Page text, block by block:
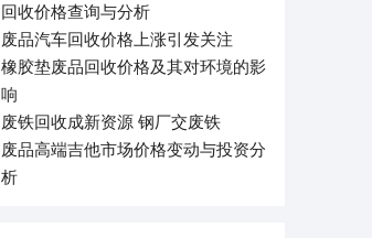
回收价格查询与分析
废品汽车回收价格上涨引发关注
橡胶垫废品回收价格及其对环境的影
响
废铁回收成新资源 钢厂交废铁
废品高端吉他市场价格变动与投资分
析